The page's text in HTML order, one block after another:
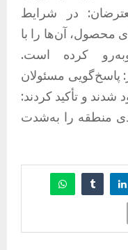
در شرایط
محصول، آن‌ها را با
کرده است.
پاسخ‌گویی مسئولان
شدند و تأکید کردند:
منطقه را به‌شدت